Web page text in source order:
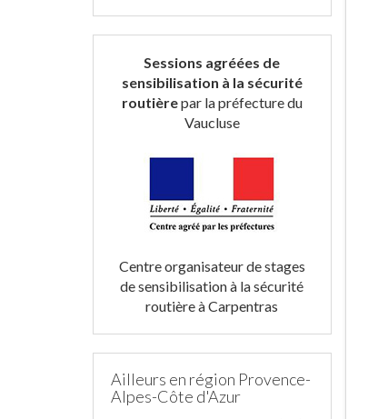
Sessions agréées de
sensibilisation à la sécurité
routièrepar la préfecture du
Vaucluse
Centre organisateur de stages
de sensibilisation à la sécurité
routière à Carpentras
Ailleurs en région Provence-
Alpes-Côte d'Azur